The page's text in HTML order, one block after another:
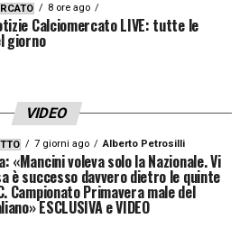
rinascere
stagione deludente in
presenze sotto la guida
Villarreal l’occasione
e rilanciare la
Con il club giallo, che punta
e su un gioco
8 ore ago
Calciomercato LIVE: tutte le
giorno
VIDEO
7 giorni ago Alberto Petrosilli
«Mancini voleva solo la Nazionale. Vi
è successo davvero dietro le quinte
Campionato Primavera male del
ESCLUSIVA e VIDEO